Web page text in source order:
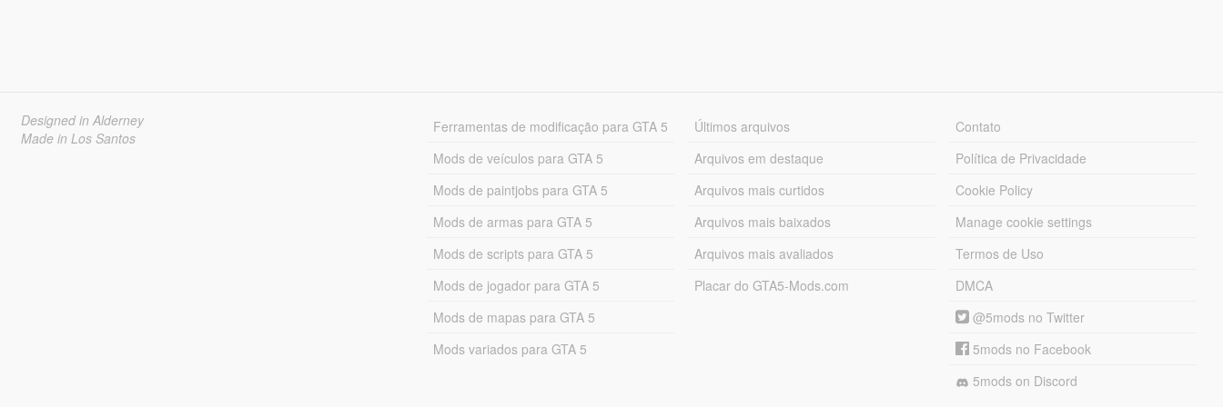
Designed in Alderney
Made in Los Santos
Ferramentas de modificação para GTA 5
Mods de veículos para GTA 5
Mods de paintjobs para GTA 5
Mods de armas para GTA 5
Mods de scripts para GTA 5
Mods de jogador para GTA 5
Mods de mapas para GTA 5
Mods variados para GTA 5
Últimos arquivos
Arquivos em destaque
Arquivos mais curtidos
Arquivos mais baixados
Arquivos mais avaliados
Placar do GTA5-Mods.com
Contato
Política de Privacidade
Cookie Policy
Manage cookie settings
Termos de Uso
DMCA
@5mods no Twitter
5mods no Facebook
5mods on Discord